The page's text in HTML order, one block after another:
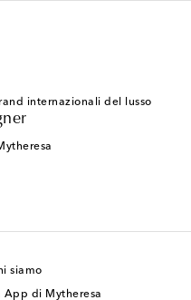
internazionali del lusso
siamo
App di Mytheresa